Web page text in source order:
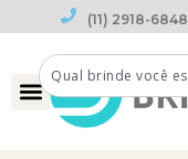
(11) 2918-6848